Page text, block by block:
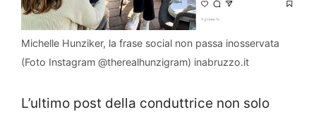
Michelle Hunziker, la frase social non passa inosservata
(Foto Instagram @therealhunzigram) inabruzzo.it
L’ultimo post della conduttrice non solo